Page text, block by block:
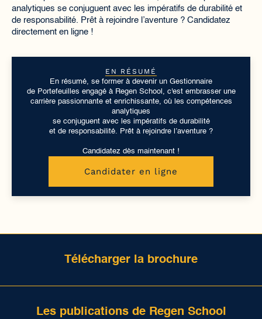
analytiques se conjuguent avec les impératifs de durabilité et
de responsabilité. Prêt à rejoindre l’aventure ? Candidatez
directement en ligne !
EN RÉSUMÉ
En résumé, se former à devenir un Gestionnaire
de Portefeuilles engagé à Regen School, c'est embrasser une
carrière passionnante et enrichissante, où les compétences
analytiques
se conjuguent avec les impératifs de durabilité
et de responsabilité. Prêt à rejoindre l’aventure ?
Candidatez dès maintenant !
Candidater en ligne
Télécharger la brochure
Les publications de Regen School